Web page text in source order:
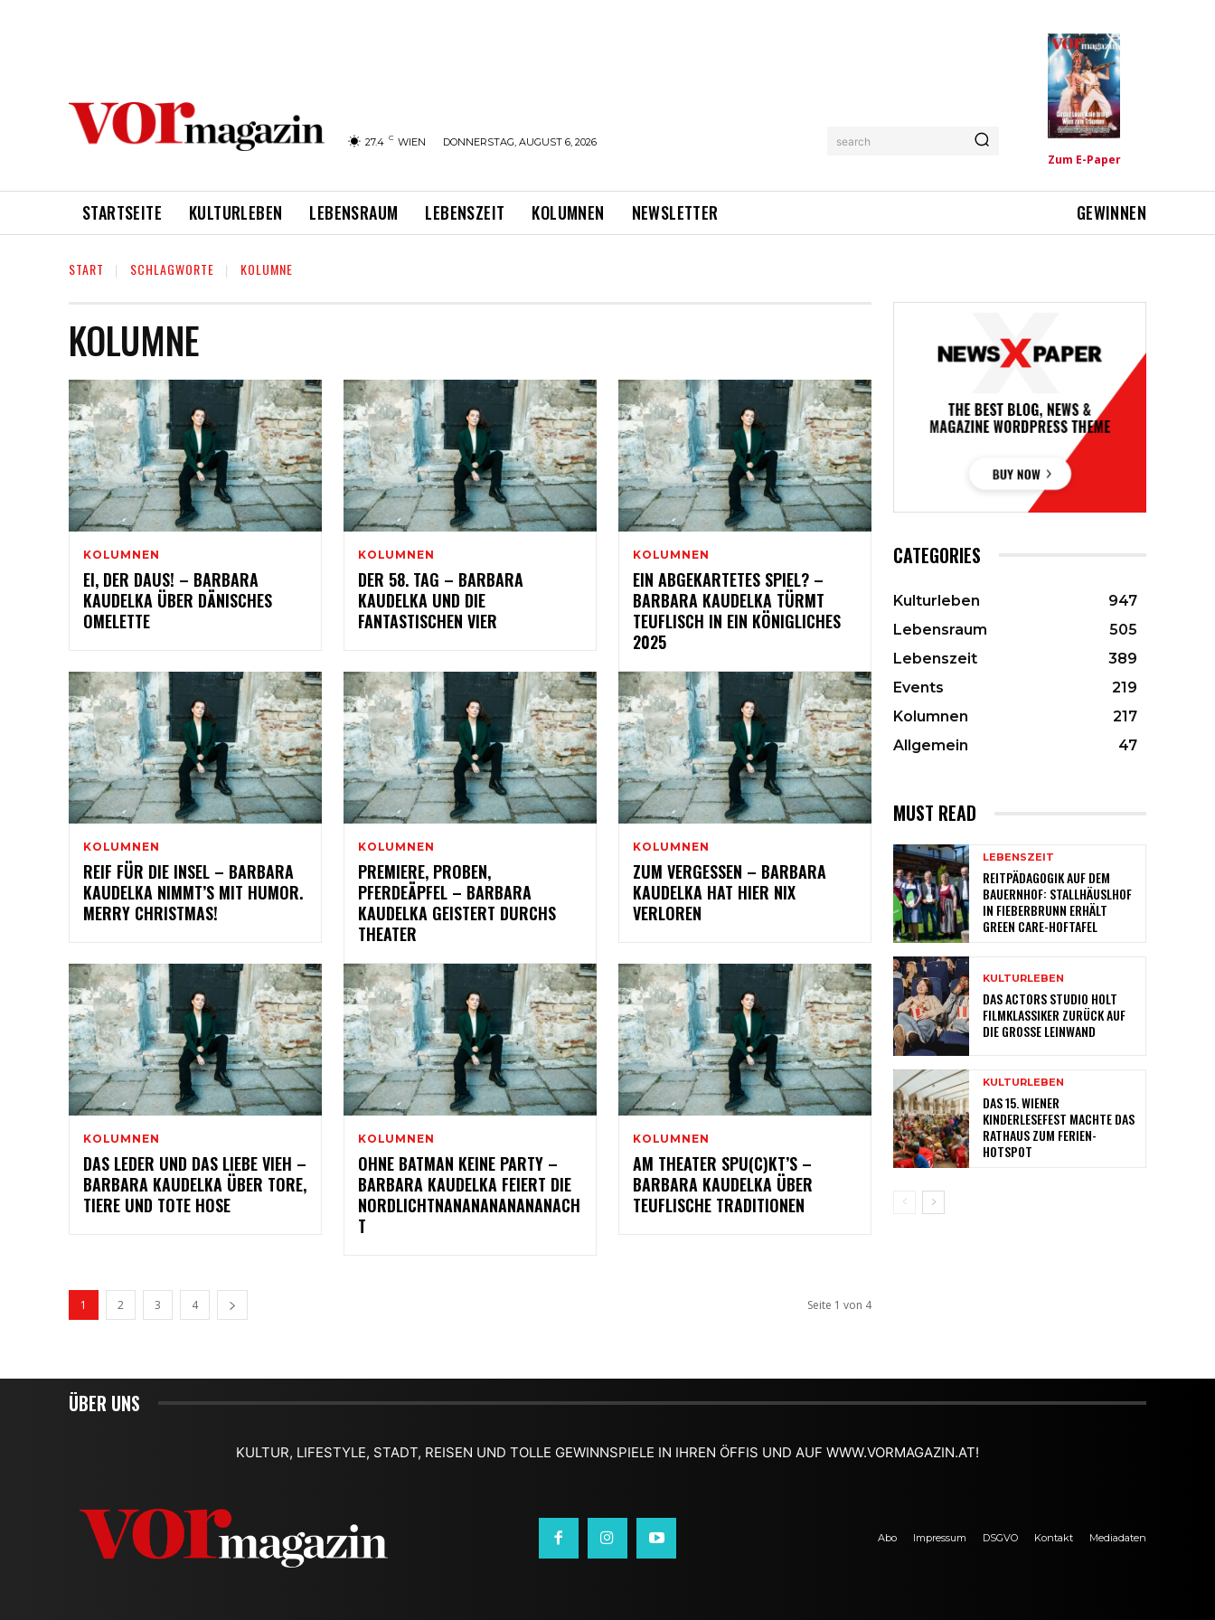
27.4 C WIEN DONNERSTAG, AUGUST 6, 2026 search
Zum E-Paper
STARTSEITE KULTURLEBEN LEBENSRAUM LEBENSZEIT KOLUMNEN NEWSLETTER GEWINNEN
START SCHLAGWORTE KOLUMNE
KOLUMNE
KOLUMNEN
EI, DER DAUS! – BARBARA
KAUDELKA ÜBER DÄNISCHES
OMELETTE
KOLUMNEN
DER 58. TAG – BARBARA
KAUDELKA UND DIE
FANTASTISCHEN VIER
KOLUMNEN
EIN ABGEKARTETES SPIEL? –
BARBARA KAUDELKA TÜRMT
TEUFLISCH IN EIN KÖNIGLICHES
2025
KOLUMNEN
REIF FÜR DIE INSEL – BARBARA
KAUDELKA NIMMT’S MIT HUMOR.
MERRY CHRISTMAS!
KOLUMNEN
PREMIERE, PROBEN,
PFERDEÄPFEL – BARBARA
KAUDELKA GEISTERT DURCHS
THEATER
KOLUMNEN
ZUM VERGESSEN – BARBARA
KAUDELKA HAT HIER NIX
VERLOREN
KOLUMNEN
DAS LEDER UND DAS LIEBE VIEH –
BARBARA KAUDELKA ÜBER TORE,
TIERE UND TOTE HOSE
KOLUMNEN
OHNE BATMAN KEINE PARTY –
BARBARA KAUDELKA FEIERT DIE
NORDLICHTNANANANANANANACH
T
KOLUMNEN
AM THEATER SPU(C)KT’S –
BARBARA KAUDELKA ÜBER
TEUFLISCHE TRADITIONEN
1 2 3 4 Seite 1 von 4
CATEGORIES
Kulturleben
947
Lebensraum
505
Lebenszeit
389
Events
219
Kolumnen
217
Allgemein
47
MUST READ
LEBENSZEIT
REITPÄDAGOGIK AUF DEM
BAUERNHOF: STALLHÄUSLHOF
IN FIEBERBRUNN ERHÄLT
GREEN CARE-HOFTAFEL
KULTURLEBEN
DAS ACTORS STUDIO HOLT
FILMKLASSIKER ZURÜCK AUF
DIE GROSSE LEINWAND
KULTURLEBEN
DAS 15. WIENER
KINDERLESEFEST MACHTE DAS
RATHAUS ZUM FERIEN-
HOTSPOT
ÜBER UNS
KULTUR, LIFESTYLE, STADT, REISEN UND TOLLE GEWINNSPIELE IN IHREN ÖFFIS UND AUF WWW.VORMAGAZIN.AT!
Abo Impressum DSGVO Kontakt Mediadaten